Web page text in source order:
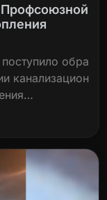
обра
канализацион